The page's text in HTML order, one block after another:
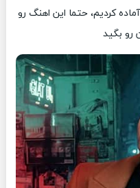
کردیم، حتما این اهنگ رو
رو بگید